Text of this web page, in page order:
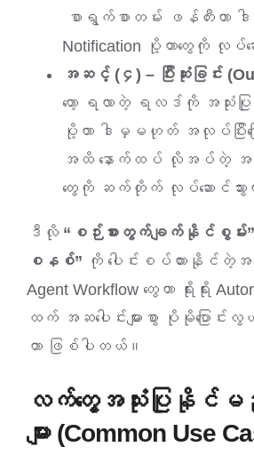
စာရွက်စာတမ်း ဖန်တီးတာ
Notification ပို့တာတွေကို လုပ်
အဆင့် (၄) – ပြီးဆုံးခြင်း
တော့ ရလာတဲ့ ရလဒ်ကို အသုံးပ
ပို့တာ ဒါမှမဟုတ် အလုပ်ပြီးမ
အထိ နောက်ထပ် လိုအပ်တဲ့ အ
တွေကို ဆက်တိုက် လုပ်ဆောင်သွား
ဒီလို “စဉ်းစားတွက်ချက်နိုင်စွမ်း”
စနစ်” ကို ပေါင်းစပ်ထားနိုင်တဲ့အ
Agent Workflow တွေဟာ ရိုးရိုး
ထက် အဆပေါင်းများစွာ ပိုမိုပြော
တာ ဖြစ်ပါတယ်။
လက်တွေ့အသုံးပြုနိုင်
များ (Common Use